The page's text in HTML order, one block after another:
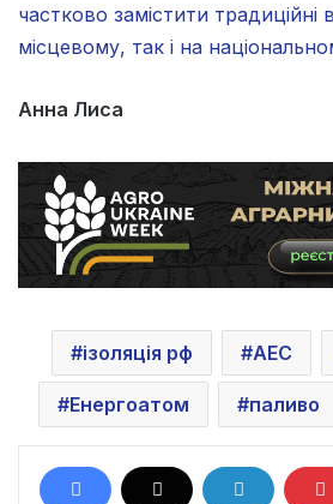
частково замістити традиційні
місцевому, так і на
Анна Лиса
ізоляція рф АЕС
Енергоатом паливо